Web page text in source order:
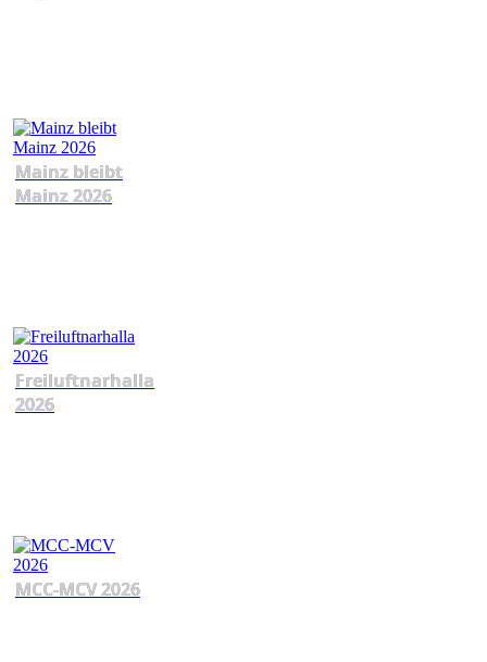
Mainz bleibt
Mainz 2026
Freiluftnarhalla
2026
MCC-MCV 2026